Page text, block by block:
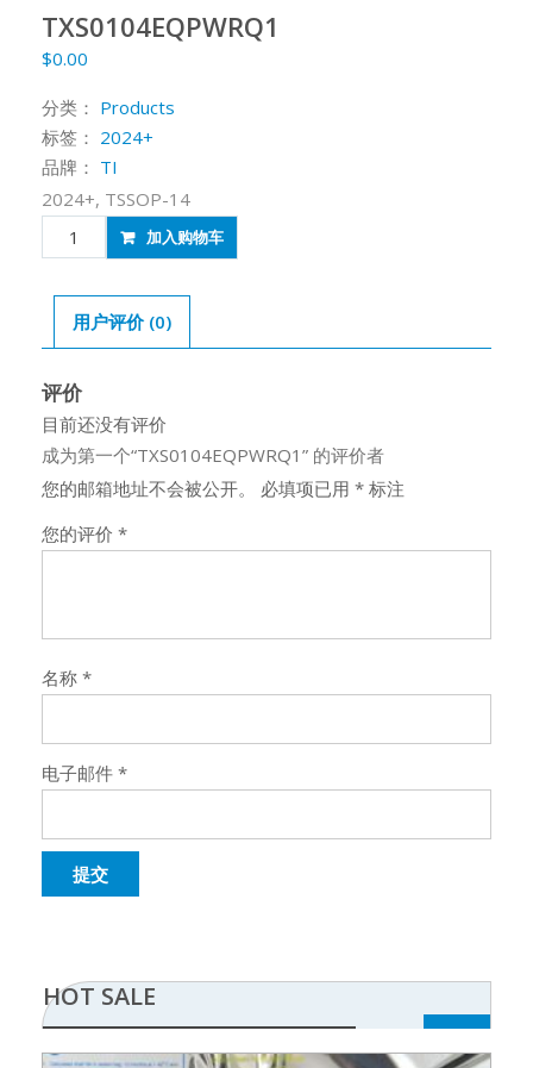
TXS0104EQPWRQ1
$0.00
分类： Products
标签： 2024+
品牌： TI
2024+, TSSOP-14
TXS0104EQPWRQ1
数
加入购物车
用户评价 (0)
评价
目前还没有评价
成为第一个“TXS0104EQPWRQ1” 的评价者
您的邮箱地址不会被公开。
必填项已用 * 标注
您的评价 *
名称 *
电子邮件 *
HOT SALE